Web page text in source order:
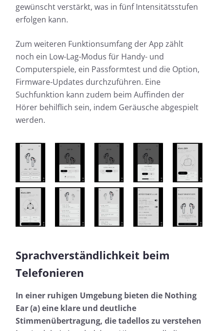
gewünscht verstärkt, was in fünf Intensitätsstufen
erfolgen kann.
Zum weiteren Funktionsumfang der App zählt
noch ein Low-Lag-Modus für Handy- und
Computerspiele, ein Passformtest und die Option,
Firmware-Updates durchzuführen. Eine
Suchfunktion kann zudem beim Auffinden der
Hörer behilflich sein, indem Geräusche abgespielt
werden.
Sprachverständlichkeit beim
Telefonieren
In einer ruhigen Umgebung bieten die Nothing
Ear (a) eine klare und deutliche
Stimmenübertragung, die tadellos zu verstehen